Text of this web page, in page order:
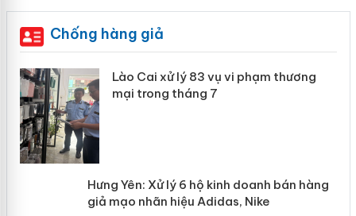
Chống hàng giả
Lào Cai xử lý 83 vụ vi phạm thương
mại trong tháng 7
Hưng Yên: Xử lý 6 hộ kinh doanh bán
hàng giả mạo nhãn hiệu Adidas, Nike